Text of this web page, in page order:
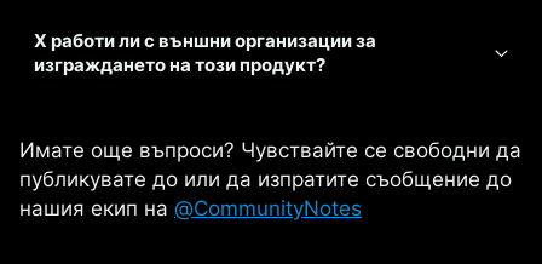
X работи ли с външни организации за
изграждането на този продукт?
Имате още въпроси? Чувствайте се свободни да
публикувате до или да изпратите съобщение до
нашия екип на @CommunityNotes